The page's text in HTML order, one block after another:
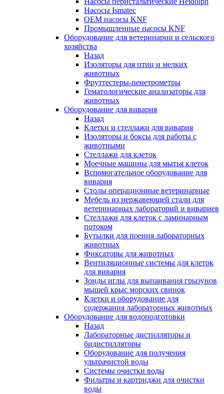
Насосы Ismatec
OEM насосы KNF
Промышленные насосы KNF
Оборудование для ветеринарии и сельского
хозяйства
Назад
Изоляторы для птиц и мелких
животных
Фруттестеры-пенетрометры
Гематологические анализаторы для
животных
Оборудование для вивария
Назад
Клетки и стеллажи для вивария
Изоляторы и боксы для работы с
животными
Стеллажи для клеток
Моечные машины для мытья клеток
Вспомогательное оборудование для
вивария
Столы операционные ветеринарные
Мебель из нержавеющей стали для
ветеринарных лабораторий и вивариев
Стеллажи для клеток с ламинарным
потоком
Бутылки для поения лабораторных
животных
Фиксаторы для животных
Вентиляционные системы для клеток
для вивария
Зонды иглы для выпаивания грызунов
мышей крыс морских свинок
Клетки и оборудование для
содержания лабораторных животных
Оборудование для водоподготовки
Назад
Лабораторные дистилляторы и
бидистилляторы
Оборудование для получения
ультрачистой воды
Системы очистки воды
Фильтры и картриджи для очистки
воды